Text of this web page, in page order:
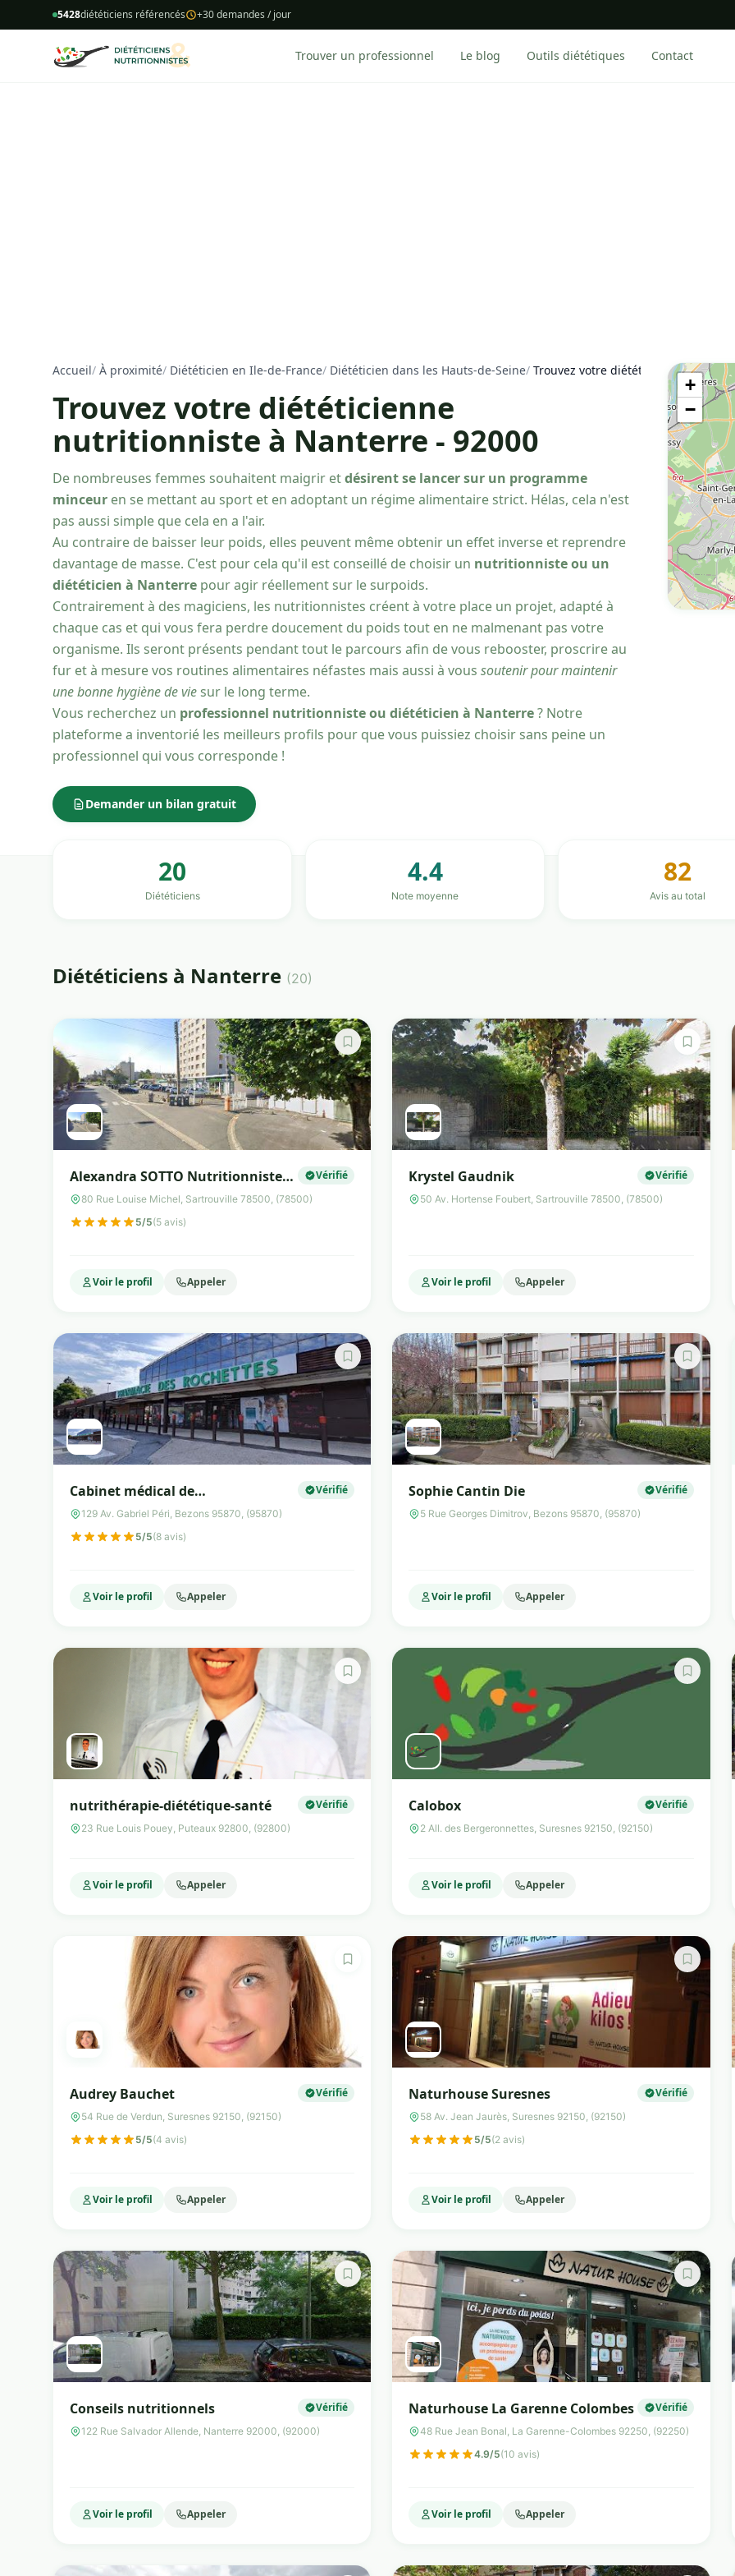
5428diététiciens référencés +30 demandes / jour
Trouver un professionnel Le blog Outils diététiques Contact
Accueil/ À proximité/ Diététicien en Ile-de-France/ Diététicien dans les Hauts-de-Seine/ Trouvez votre diététicienne
Trouvez votre diététicienne
nutritionniste à Nanterre - 92000
De nombreuses femmes souhaitent maigrir etdésirent se lancer sur un programme
minceur en se mettant au sport et en adoptant un régime alimentaire strict. Hélas, cela n'est
pas aussi simple que cela en a l'air.
Au contraire de baisser leur poids, elles peuvent même obtenir un effet inverse et reprendre
davantage de masse. C'est pour cela qu'il est conseillé de choisir un nutritionniste ou un
diététicien à Nanterre pour agir réellement sur le surpoids.
Contrairement à des magiciens, les nutritionnistes créent à votre place un projet, adapté à
chaque cas et qui vous fera perdre doucement du poids tout en ne malmenant pas votre
organisme. Ils seront présents pendant tout le parcours afin de vous rebooster, proscrire au
fur et à mesure vos routines alimentaires néfastes mais aussi à vous soutenir pour maintenir
une bonne hygiène de vie sur le long terme.
Vous recherchez un professionnel nutritionniste ou diététicien à Nanterre? Notre
plateforme a inventorié les meilleurs profils pour que vous puissiez choisir sans peine un
professionnel qui vous corresponde !
Demander un bilan gratuit
+
−
20
Diététiciens
4.4
Note moyenne
82
Avis au total
Diététiciens à Nanterre (20)
Alexandra SOTTO Nutritionniste
Diététicienne SARTROUVILLE
(78500)
Vérifié
80 Rue Louise Michel, Sartrouville 78500, (78500)
5/5(5 avis)
Voir le profil Appeler
Krystel Gaudnik Vérifié
50 Av. Hortense Foubert, Sartrouville 78500, (78500)
Voir le profil Appeler
Cabinet médical de
téléconsultation Tessan
Vérifié
129 Av. Gabriel Péri, Bezons 95870, (95870)
5/5(8 avis)
Voir le profil Appeler
Sophie Cantin Die Vérifié
5 Rue Georges Dimitrov, Bezons 95870, (95870)
Voir le profil Appeler
nutrithérapie-diététique-santé Vérifié
23 Rue Louis Pouey, Puteaux 92800, (92800)
Voir le profil Appeler
Calobox Vérifié
2 All. des Bergeronnettes, Suresnes 92150, (92150)
Voir le profil Appeler
Audrey Bauchet Vérifié
54 Rue de Verdun, Suresnes 92150, (92150)
5/5(4 avis)
Voir le profil Appeler
Naturhouse Suresnes Vérifié
58 Av. Jean Jaurès, Suresnes 92150, (92150)
5/5(2 avis)
Voir le profil Appeler
Conseils nutritionnels Vérifié
122 Rue Salvador Allende, Nanterre 92000, (92000)
Voir le profil Appeler
Naturhouse La Garenne Colombes Vérifié
48 Rue Jean Bonal, La Garenne-Colombes 92250, (92250)
4.9/5(10 avis)
Voir le profil Appeler